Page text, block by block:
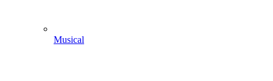
Musical